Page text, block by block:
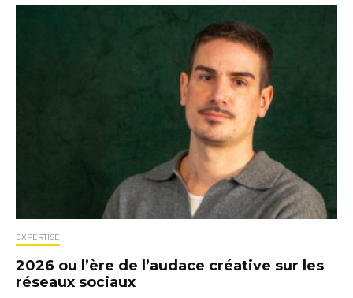
EXPERTISE
2026 ou l’ère de l’audace créative sur les
réseaux sociaux